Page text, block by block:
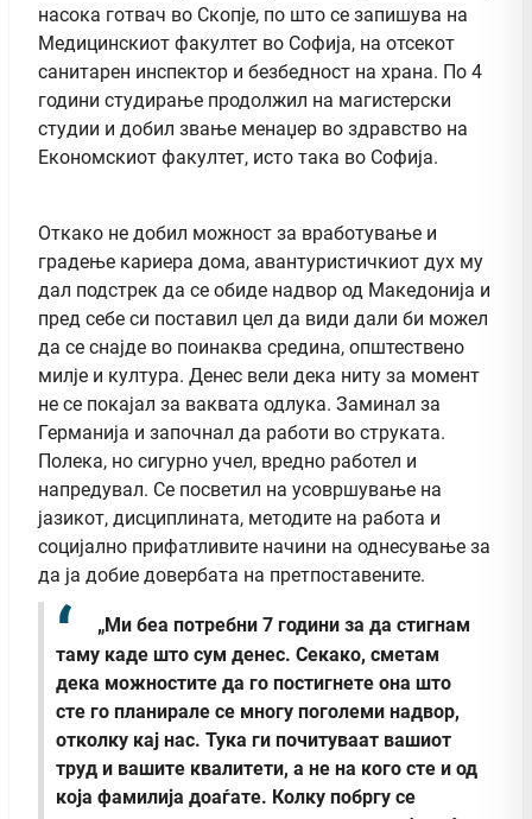
насока готвач во Скопје, по што се запишува на
Медицинскиот факултет во Софија, на отсекот
санитарен инспектор и безбедност на храна. По 4
години студирање продолжил на магистерски
студии и добил звање менаџер во здравство на
Економскиот факултет, исто така во Софија.
Откако не добил можност за вработување и
градење кариера дома, авантуристичкиот дух му
дал подстрек да се обиде надвор од Македонија и
пред себе си поставил цел да види дали би можел
да се снајде во поинаква средина, општествено
милје и култура. Денес вели дека ниту за момент
не се покајал за ваквата одлука. Заминал за
Германија и започнал да работи во струката.
Полека, но сигурно учел, вредно работел и
напредувал. Се посветил на усовршување на
јазикот, дисциплината, методите на работа и
социјално прифатливите начини на однесување за
да ја добие довербата на претпоставените.
„Ми беа потребни 7 години за да стигнам
таму каде што сум денес. Секако, сметам
дека можностите да го постигнете она што
сте го планирале се многу поголеми надвор,
отколку кај нас. Тука ги почитуваат вашиот
труд и вашите квалитети, а не на кого сте и од
која фамилија доаѓате. Колку побргу се